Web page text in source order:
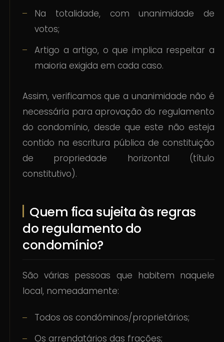
Na totalidade, com unanimidade de
votos;
Artigo a artigo, o que implica respeitar a
maioria exigida em cada caso.
Assim, verificamos que a unanimidade não é
necessária para aprovação do regulamento
do condomínio, desde que este não esteja
contido na escritura pública de constituição
de propriedade horizontal (título
constitutivo).
Quem fica sujeita às regras
do regulamento do
condomínio?
São várias pessoas que habitem naquele
local, nomeadamente:
Todos os condóminos/proprietários;
Os arrendatários das frações;